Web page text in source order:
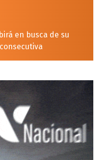
en busca de su